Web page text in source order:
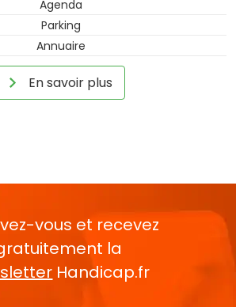
Agenda
Parking
Annuaire
En savoir plus
vous et recevez
la
Handicap.fr